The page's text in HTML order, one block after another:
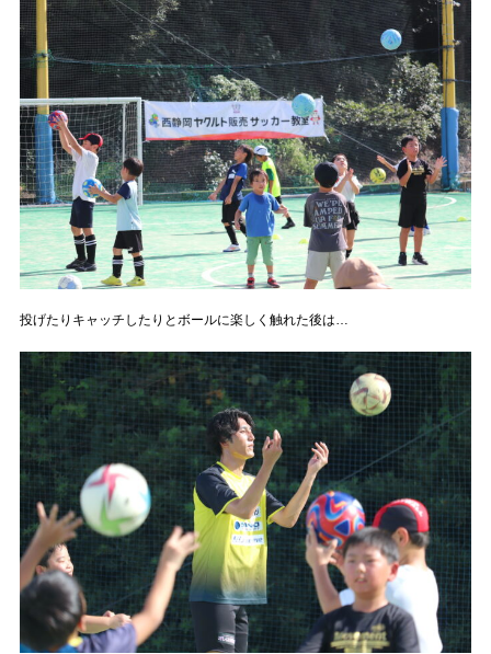
投げたりキャッチしたりとボールに楽しく触れた後は…